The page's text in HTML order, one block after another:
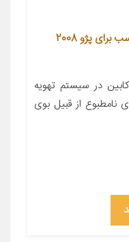
فیلتر کابین خودرو آرو کد R-8151 مناسب برای پژو 2008
در سیستم تهویه
از قبیل بوی